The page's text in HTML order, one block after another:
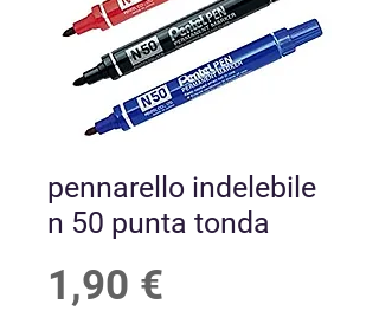
pennarello indelebile
n 50 punta tonda
1,90 €